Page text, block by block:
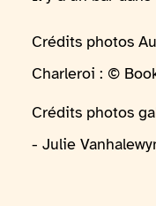
Crédits photos
Charleroi : ©
Crédits photos
- Julie